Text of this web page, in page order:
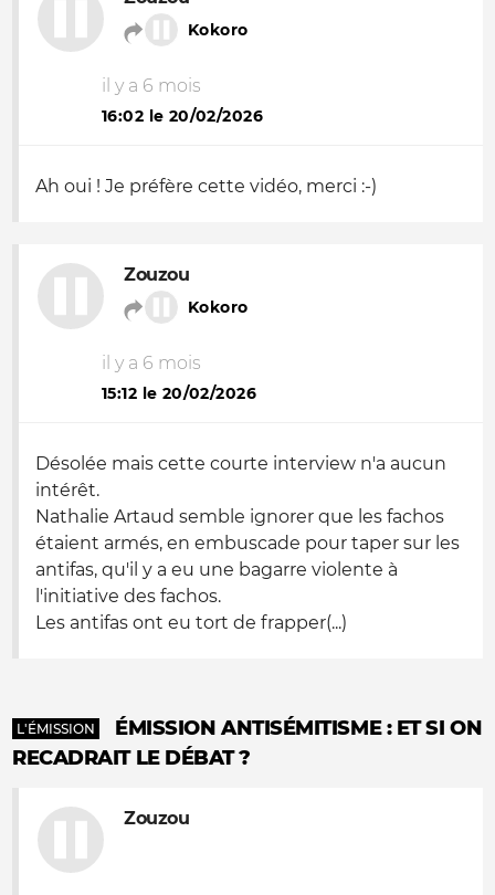
Kokoro
il y a 6 mois
16:02 le 20/02/2026
Ah oui ! Je préfère cette vidéo, merci :-)
Zouzou
Kokoro
il y a 6 mois
15:12 le 20/02/2026
Désolée mais cette courte interview n'a aucun
intérêt.
Nathalie Artaud semble ignorer que les fachos
étaient armés, en embuscade pour taper sur les
antifas, qu'il y a eu une bagarre violente à
l'initiative des fachos.
Les antifas ont eu tort de frapper(...)
L'ÉMISSION
ÉMISSION ANTISÉMITISME : ET SI ON
RECADRAIT LE DÉBAT ?
Zouzou